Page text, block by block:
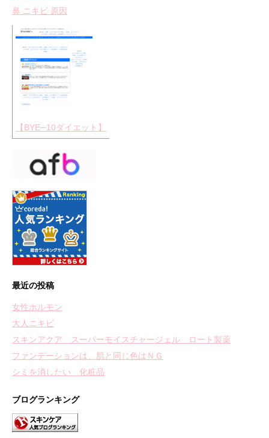
鼻 ニキビ 原因
【BYE─10ダイエット】
最近の投稿
女性ホルモン
大人ニキビ
スキンアクア スーパーモイスチャージェル ロート製薬
ファンデーションは、肌と同じ色はＮＧ
シミを消したい 化粧品
ブログランキング